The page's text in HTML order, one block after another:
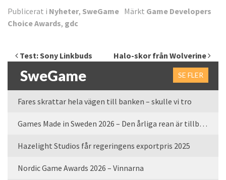
Publicerat i Nyheter, SweGame Märkt Game Developers
Choice Awards, gdc
Inläggsnavigering
Test: Sony Linkbuds Halo-skor från Wolverine
SweGame SE FLER
Fares skrattar hela vägen till banken – skulle vi tro
Games Made in Sweden 2026 – Den årliga rean är tillbaka
Hazelight Studios får regeringens exportpris 2025
Nordic Game Awards 2026 – Vinnarna